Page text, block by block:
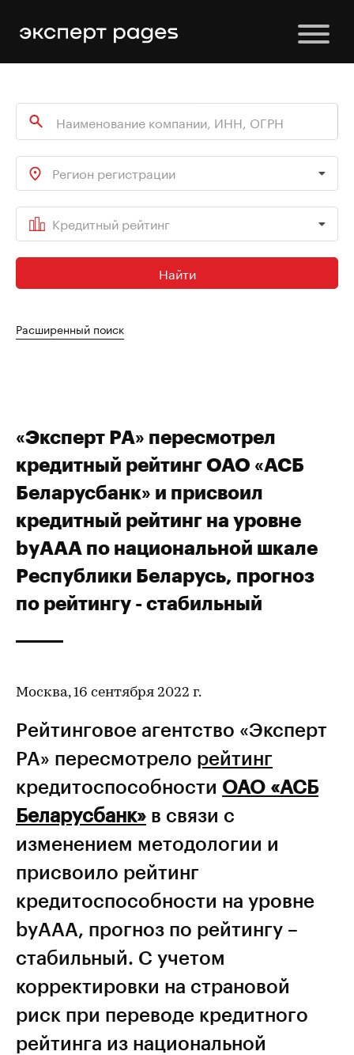
Регион регистрации
Кредитный рейтинг
Найти
Расширенный поиск
«Эксперт РА» пересмотрел
кредитный рейтинг ОАО «АСБ
Беларусбанк» и присвоил
кредитный рейтинг на уровне
byAAA по национальной шкале
Республики Беларусь, прогноз
по рейтингу - стабильный
Москва, 16 сентября 2022 г.
Рейтинговое агентство «Эксперт
РА» пересмотрело рейтинг
кредитоспособности ОАО «АСБ
Беларусбанк» в связи с
изменением методологии и
присвоило рейтинг
кредитоспособности на уровне
byAAA, прогноз по рейтингу –
стабильный. С учетом
корректировки на страновой
риск при переводе кредитного
рейтинга из национальной